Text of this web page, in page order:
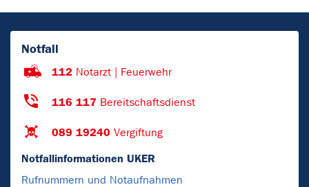
Notfall
112 Notarzt | Feuerwehr
116 117 Bereitschaftsdienst
089 19240 Vergiftung
Notfallinformationen UKER
Rufnummern und Notaufnahmen